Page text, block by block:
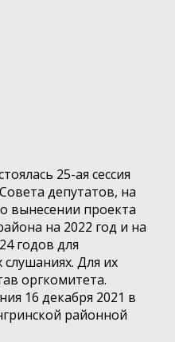
25-ая сессия
депутатов, на
вынесении проекта
на 2022 год и на
годов для
Для их
оргкомитета.
16 декабря 2021 в
районной